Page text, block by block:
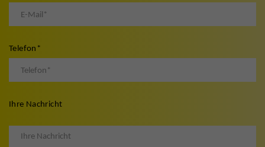
Telefon *
Ihre Nachricht